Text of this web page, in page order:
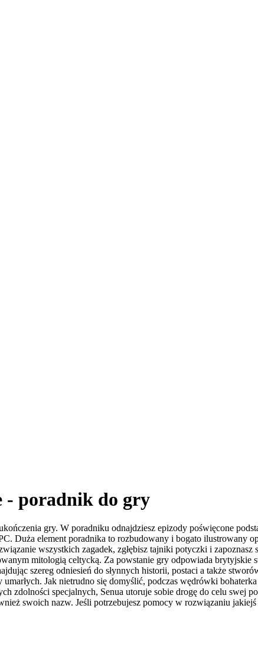
- poradnik do gry
gry. W poradniku odnajdziesz epizody poświęcone
Duża element poradnika to rozbudowany i bogato ilustrowany
wszystkich zagadek, zgłębisz tajniki potyczki i
mitologią celtycką. Za powstanie gry odpowiada brytyjskie
szereg odniesień do słynnych historii, postaci a także
Jak nietrudno się domyślić, podczas wędrówki bohaterka
zdolności specjalnych, Senua utoruje sobie drogę do celu swej
swoich nazw. Jeśli potrzebujesz pomocy w rozwiązaniu